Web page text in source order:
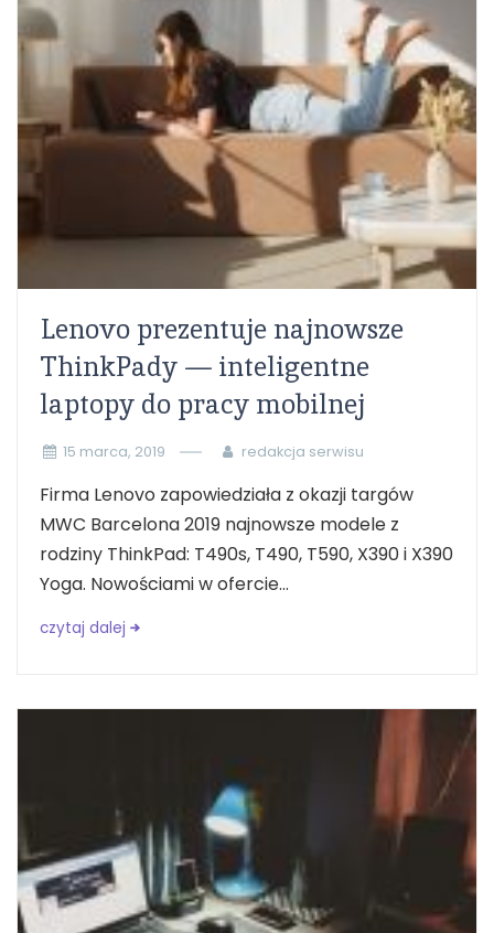
Lenovo prezentuje najnowsze
ThinkPady — inteligentne
laptopy do pracy mobilnej
15 marca, 2019 redakcja serwisu
Firma Lenovo zapowiedziała z okazji targów
MWC Barcelona 2019 najnowsze modele z
rodziny ThinkPad: T490s, T490, T590, X390 i X390
Yoga. Nowościami w ofercie...
czytaj dalej